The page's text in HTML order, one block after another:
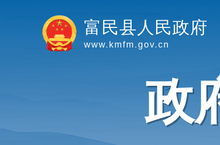
富民县人民政府
www.kmfm.gov.cn
政